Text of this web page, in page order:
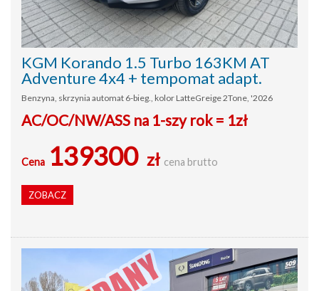
KGM Korando 1.5 Turbo 163KM AT
Adventure 4x4 + tempomat adapt.
Benzyna, skrzynia automat 6-bieg., kolor LatteGreige 2Tone, '2026
AC/OC/NW/ASS na 1-szy rok = 1zł
Cena 139300 zł cena brutto
ZOBACZ